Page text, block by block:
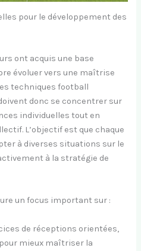
pour le développement des
ont acquis une base
évoluer vers une maîtrise
techniques football
donc se concentrer sur
individuelles tout en
L’objectif est que chaque
à diverses situations sur le
à la stratégie de
un focus important sur :
de réceptions orientées,
mieux maîtriser la